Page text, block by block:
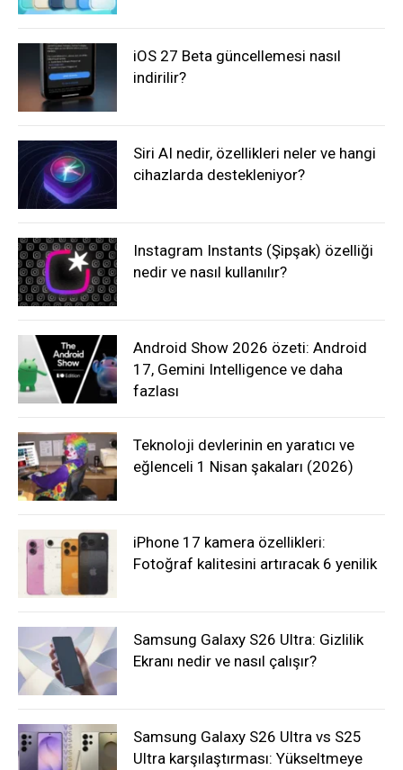
iOS 27 Beta güncellemesi nasıl
indirilir?
Siri AI nedir, özellikleri neler ve hangi
cihazlarda destekleniyor?
Instagram Instants (Şipşak) özelliği
nedir ve nasıl kullanılır?
Android Show 2026 özeti: Android
17, Gemini Intelligence ve daha
fazlası
Teknoloji devlerinin en yaratıcı ve
eğlenceli 1 Nisan şakaları (2026)
iPhone 17 kamera özellikleri:
Fotoğraf kalitesini artıracak 6 yenilik
Samsung Galaxy S26 Ultra: Gizlilik
Ekranı nedir ve nasıl çalışır?
Samsung Galaxy S26 Ultra vs S25
Ultra karşılaştırması: Yükseltmeye